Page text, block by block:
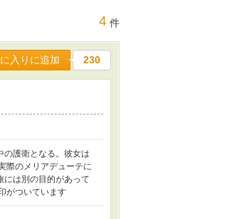
4 件
入りに追加 230
の護衛となる。彼女は
際のメリアデューテに
には別の目的があって
がついています